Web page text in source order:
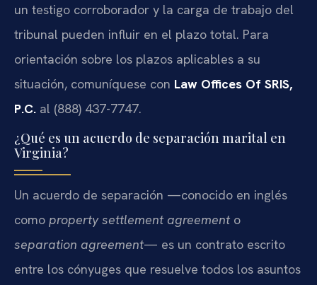
un testigo corroborador y la carga de trabajo del
tribunal pueden influir en el plazo total. Para
orientación sobre los plazos aplicables a su
situación, comuníquese con Law Offices Of SRIS,
P.C. al (888) 437-7747.
¿Qué es un acuerdo de separación marital en
Virginia?
Un acuerdo de separación —conocido en inglés
como property settlement agreemento
separation agreement— es un contrato escrito
entre los cónyuges que resuelve todos los asuntos